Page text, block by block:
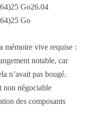
Go26.04
Go
mémoire vive requise :
notable, car
n’avait pas bougé.
non négociable
des composants